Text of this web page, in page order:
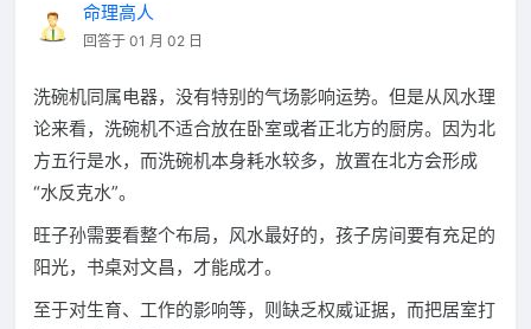
命理高人
回答于 01 月 02 日
洗碗机同属电器，没有特别的气场影响运势。但是从风水理
论来看，洗碗机不适合放在卧室或者正北方的厨房。因为北
方五行是水，而洗碗机本身耗水较多，放置在北方会形成
“水反克水”。
旺子孙需要看整个布局，风水最好的，孩子房间要有充足的
阳光，书桌对文昌，才能成才。
至于对生育、工作的影响等，则缺乏权威证据，而把居室打